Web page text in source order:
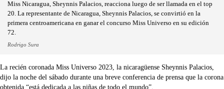
Miss Nicaragua, Sheynnis Palacios, reacciona luego de ser llamada en el top
20. La representante de Nicaragua, Sheynnis Palacios, se convirtió en la
primera centroamericana en ganar el concurso Miss Universo en su edición
72.
Rodrigo Sura
La recién coronada Miss Universo 2023, la nicaragüense Sheynnis Palacios,
dijo la noche del sábado durante una breve conferencia de prensa que la corona
obtenida “está dedicada a las niñas de todo el mundo”.